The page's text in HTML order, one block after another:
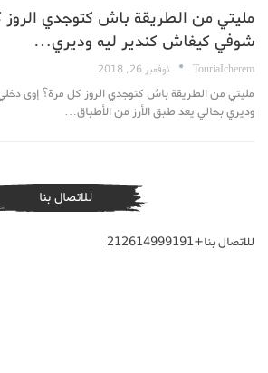
مليتي من الطريقة باش كتوجدي
شوفي كيفاش كندير ليه وديري…
TouriaIcherem نوفمبر 26, 2018
مليتي من الطريقة باش كتوجدي الروز كل مرة؟ إوى
وديري بحالي يعد طبق الأرز من الأطباق…
للاتصال بنا
للاتصال بنا+212614999191